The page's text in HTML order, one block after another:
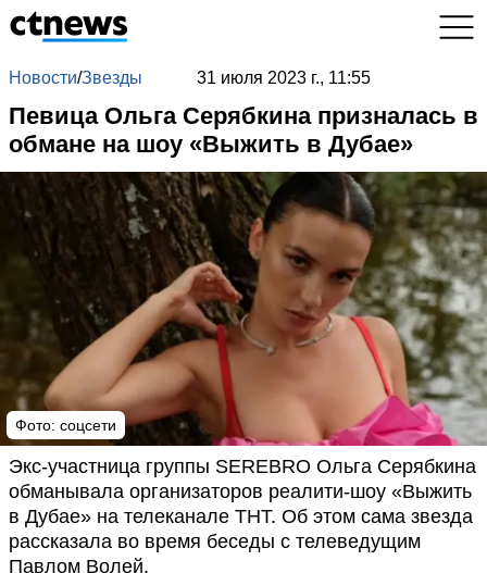
Новости/Звезды 31 июля 2023 г., 11:55
Певица Ольга Серябкина призналась в
обмане на шоу «Выжить в Дубае»
Фото: соцсети
Экс-участница группы SEREBRO Ольга Серябкина
обманывала организаторов реалити-шоу «Выжить
в Дубае» на телеканале ТНТ. Об этом сама звезда
рассказала во время беседы с телеведущим
Павлом Волей.